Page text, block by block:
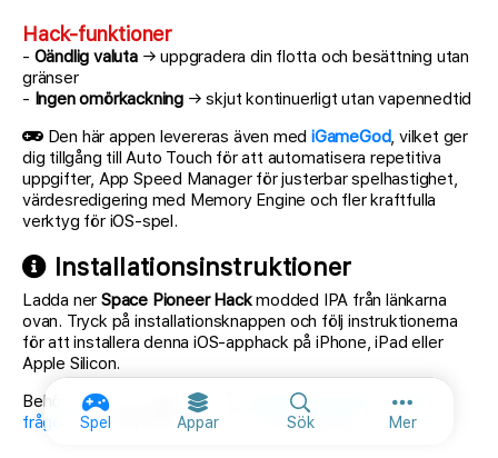
Spel Appar Sök Mer
Fler
Hack-funktioner
- Oändlig valuta→ uppgradera din flotta och besättning utan
gränser
- Ingen omörkackning → skjut kontinuerligt utan vapennedtid
Den här appen levereras även mediGameGod, vilket ger
dig tillgång till Auto Touch för att automatisera repetitiva
uppgifter, App Speed Manager för justerbar spelhastighet,
värdesredigering med Memory Engine och fler kraftfulla
verktyg för iOS-spel.
Installationsinstruktioner
Ladda ner Space Pioneer Hackmodded IPA från länkarna
ovan. Tryck på installationsknappen och följ instruktionerna
för att installera denna iOS-apphack på iPhone, iPad eller
Apple Silicon.
Behöver du mer hjälp? Se våra
iOSGods-appens vanliga
frågor
för detaljerade svar och felsökningstips.